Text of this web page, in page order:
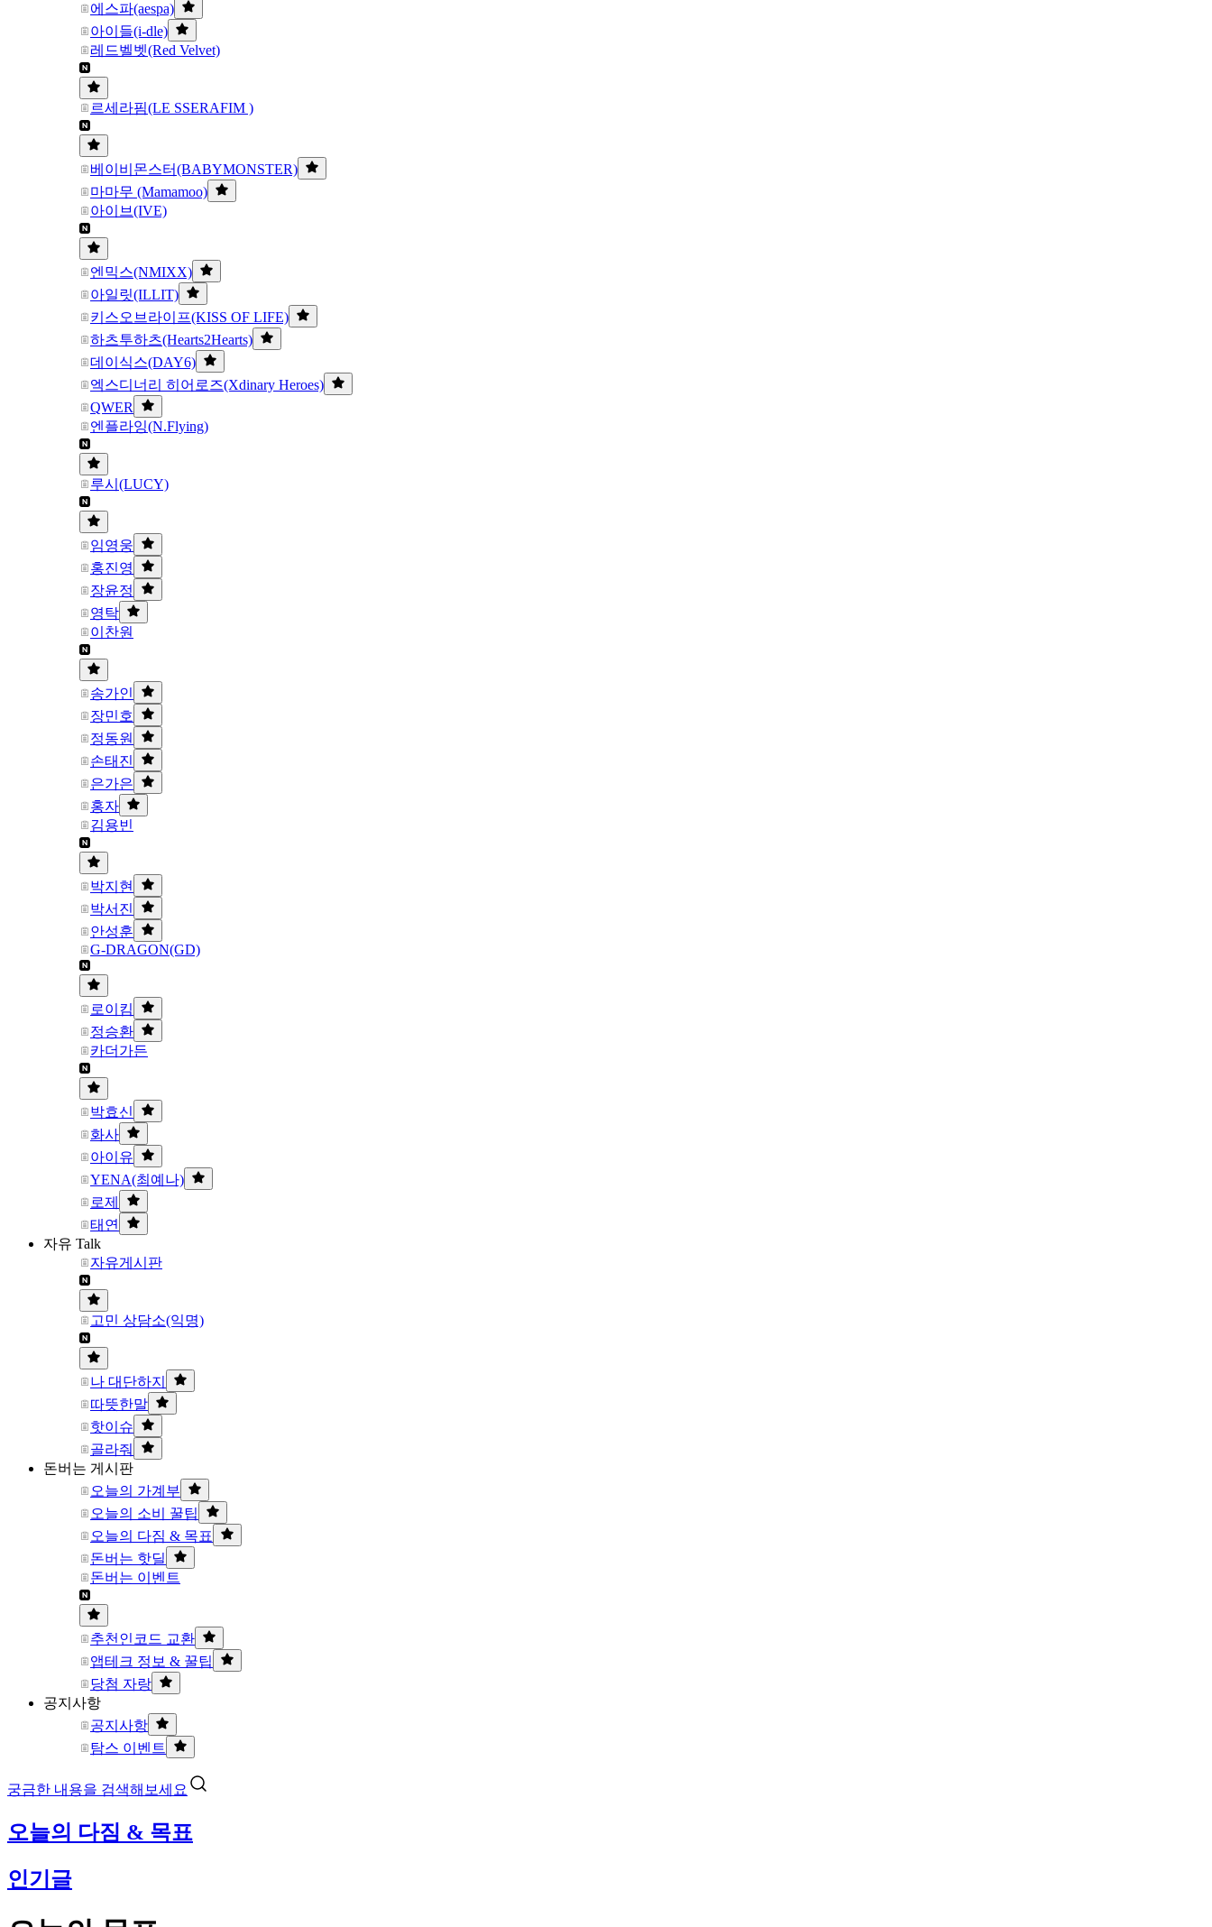
에스파(aespa)
아이들(i-dle)
레드벨벳(Red Velvet)
르세라핌(LE SSERAFIM )
베이비몬스터(BABYMONSTER)
마마무 (Mamamoo)
아이브(IVE)
엔믹스(NMIXX)
아일릿(ILLIT)
키스오브라이프(KISS OF LIFE)
하츠투하츠(Hearts2Hearts)
데이식스(DAY6)
엑스디너리 히어로즈(Xdinary Heroes)
QWER
엔플라잉(N.Flying)
루시(LUCY)
임영웅
홍진영
장윤정
영탁
이찬원
송가인
장민호
정동원
손태진
은가은
홍자
김용빈
박지현
박서진
안성훈
G-DRAGON(GD)
로이킴
정승환
카더가든
박효신
화사
아이유
YENA(최예나)
로제
태연
자유 Talk
자유게시판
고민 상담소(익명)
나 대단하지
따뜻한말
핫이슈
골라줘
돈버는 게시판
오늘의 가계부
오늘의 소비 꿀팁
오늘의 다짐 & 목표
돈버는 핫딜
돈버는 이벤트
추천인코드 교환
앱테크 정보 & 꿀팁
당첨 자랑
공지사항
공지사항
탐스 이벤트
궁금한 내용을 검색해보세요
오늘의 다짐 & 목표
인기글